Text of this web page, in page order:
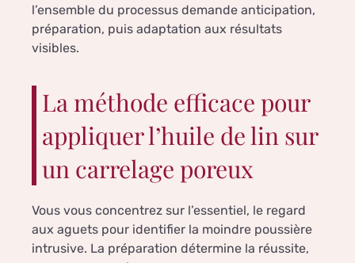
l’ensemble du processus demande anticipation,
préparation, puis adaptation aux résultats
visibles.
La méthode efficace pour
appliquer l’huile de lin sur
un carrelage poreux
Vous vous concentrez sur l’essentiel, le regard
aux aguets pour identifier la moindre poussière
intrusive. La préparation détermine la réussite,